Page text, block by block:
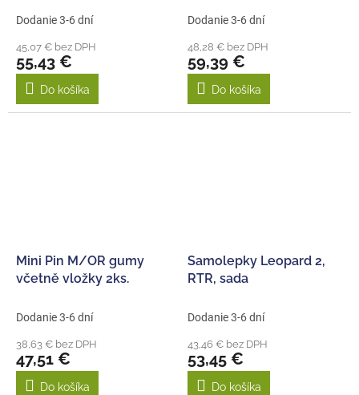
Dodanie 3-6 dní
45,07 € bez DPH
55,43 €
Do košíka
Dodanie 3-6 dní
48,28 € bez DPH
59,39 €
Do košíka
Mini Pin M/OR gumy
včetně vložky 2ks.
Dodanie 3-6 dní
38,63 € bez DPH
47,51 €
Do košíka
Samolepky Leopard 2,
RTR, sada
Dodanie 3-6 dní
43,46 € bez DPH
53,45 €
Do košíka